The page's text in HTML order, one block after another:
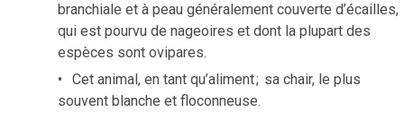
branchiale et à peau généralement couverte d’écailles,
qui est pourvu de nageoires et dont la plupart des
espèces sont ovipares.
Cet animal, en tant qu’aliment; sa chair, le plus
souvent blanche et floconneuse.